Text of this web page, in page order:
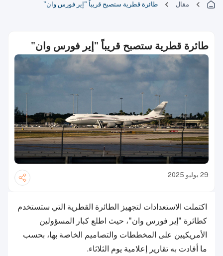
مقال طائرة قطرية ستصبح قريباً "إير فورس وان"
طائرة قطرية ستصبح قريباً "إير فورس وان"
29 يوليو 2025
اكتملت الاستعدادات لتجهيز الطائرة القطرية التي ستستخدم
كطائرة "إير فورس وان"، حيث اطلع كبار المسؤولين
الأمريكيين على المخططات والتصاميم الخاصة بها، بحسب
ما أفادت به تقارير إعلامية يوم الثلاثاء.